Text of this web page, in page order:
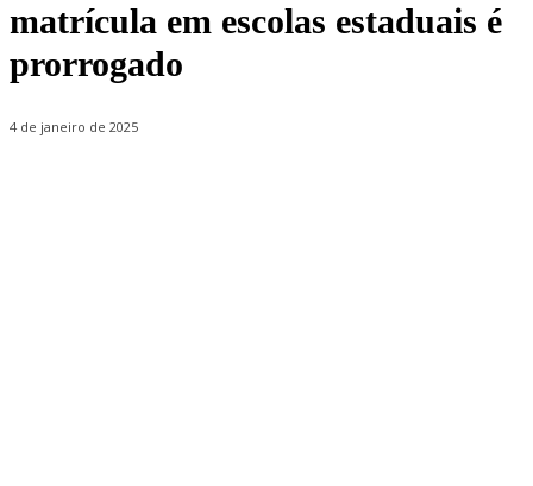
matrícula em escolas estaduais é
prorrogado
4 de janeiro de 2025